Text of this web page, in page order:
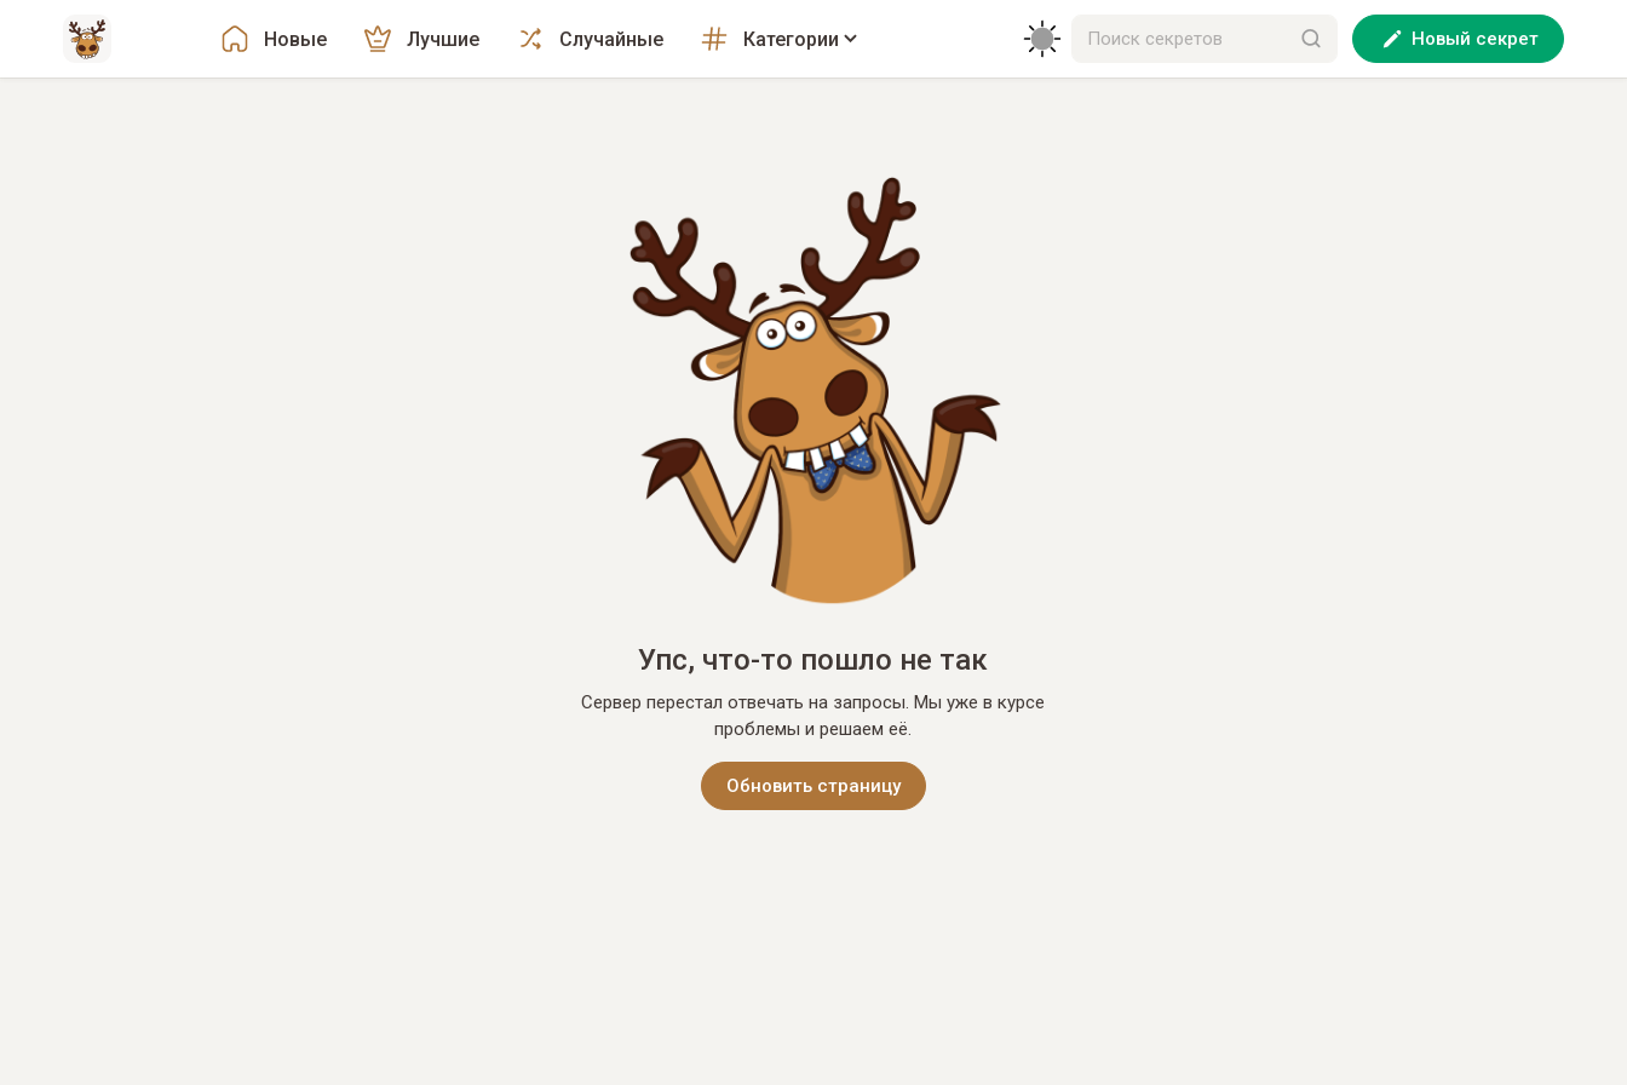
Новые Лучшие Случайные Категории Новый секрет
Упс, что-то пошло не так
Сервер перестал отвечать на запросы. Мы уже в курсе
проблемы и решаем её.
Обновить страницу